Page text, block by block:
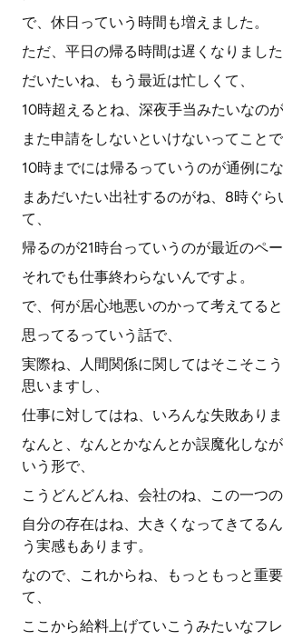
で、休日っていう時間も増えました。
ただ、平日の帰る時間は遅くなりました
だいたいね、もう最近は忙しくて、
10時超えるとね、深夜手当みたいなのが
また申請をしないといけないってことで
10時までには帰るっていうのが通例にな
まあだいたい出社するのがね、8時ぐら
て、
帰るのが21時台っていうのが最近のペー
それでも仕事終わらないんですよ。
で、何が居心地悪いのかって考えてると
思ってるっていう話で、
実際ね、人間関係に関してはそこそこ
思いますし、
仕事に対してはね、いろんな失敗ありま
なんと、なんとかなんとか誤魔化しな
いう形で、
こうどんどんね、会社のね、この一つの
自分の存在はね、大きくなってきてる
う実感もあります。
なので、これからね、もっともっと重
て、
ここから給料上げていこうみたいなフレ